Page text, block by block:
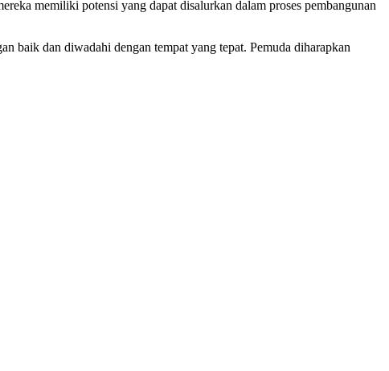
memiliki potensi yang dapat disalurkan dalam proses pembangunan
baik dan diwadahi dengan tempat yang tepat. Pemuda diharapkan